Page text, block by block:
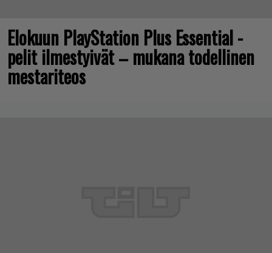
Elokuun PlayStation Plus Essential -
pelit ilmestyivät – mukana todellinen
mestariteos